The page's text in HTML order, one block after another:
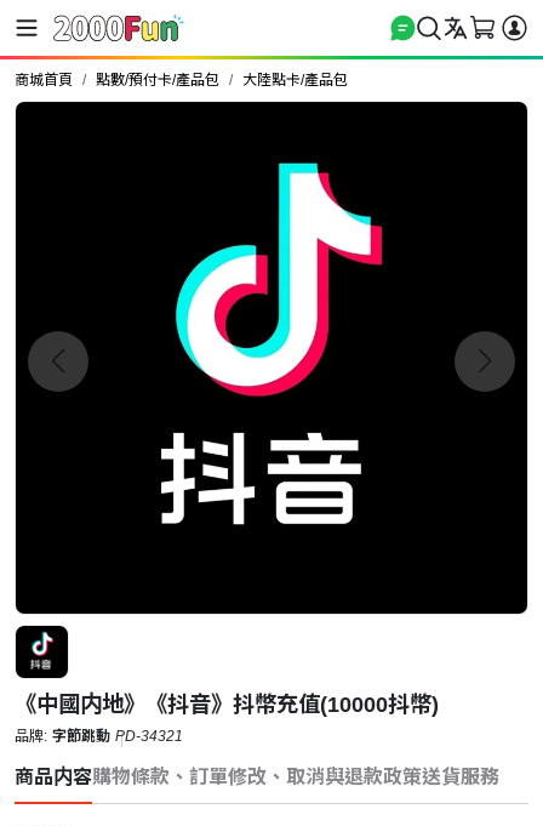
商城首頁 點數/預付卡/產品包 大陸點卡/產品包
《中國内地》《抖音》抖幣充值(10000抖幣)
品牌: 字節跳動 PD-34321
商品内容購物條款、訂單修改、取消與退款政策送貨服務